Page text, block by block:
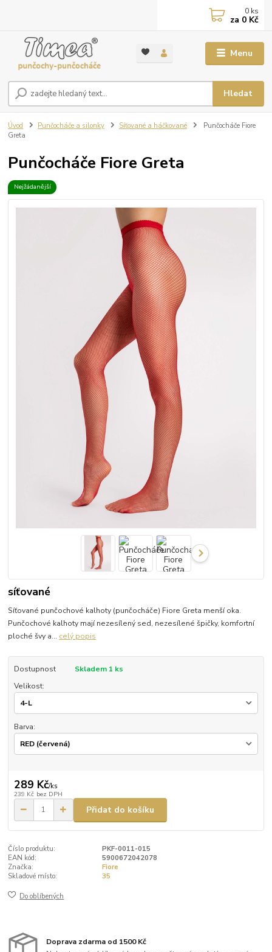
Menu
Hledat
0 ks
za 0 Kč
Úvod Punčocháče a silonky Síťované a háčkované
Punčocháče Fiore
Greta
Punčocháče Fiore Greta
Nejžádanější
síťované
Síťované punčochové kalhoty (punčocháče) Fiore Greta menší oka.
Punčochové kalhoty mají nezesílený sed, nezesílené špičky, komfortní
ploché švy a... celý popis
Dostupnost
Skladem 1 ks
Velikost:
Barva:
289 Kč/ks
239 Kč bez DPH
Přidat do košíku
Číslo produktu:
PKF-0011-015
EAN kód:
5900672042078
Značka:
Fiore
Skladové místo:
35
Do oblíbených
Doprava zdarma od 1500 Kč